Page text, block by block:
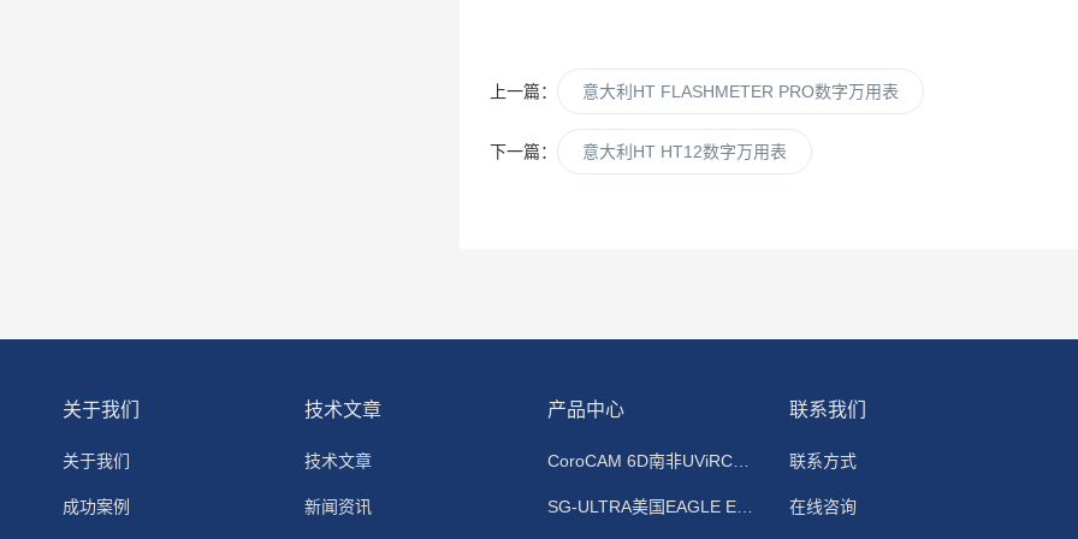
上一篇： 意大利HT FLASHMETER PRO数字万用表
下一篇： 意大利HT HT12数字万用表
关于我们
关于我们
成功案例
技术文章
技术文章
新闻资讯
产品中心
CoroCAM 6D南非UViRCO 紫外线成像仪
SG-ULTRA美国EAGLE EYE 手持式密度/比重/浓度计
联系我们
联系方式
在线咨询